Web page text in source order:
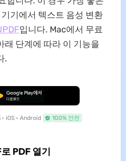
기에서 텍스트 음성 변환
입니다. Mac에서 무료
래 단계에 따라 이 기능을
.
료로 다운로드
iOS • Android 100% 안전
PDF 열기